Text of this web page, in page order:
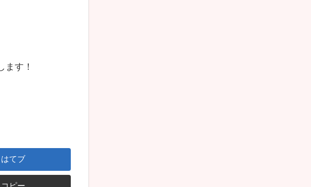
す！
はてブ